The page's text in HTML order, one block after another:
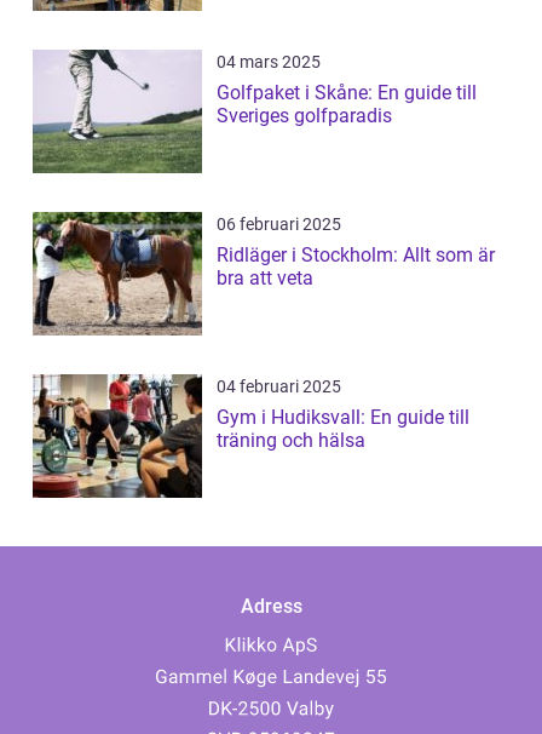
04 mars 2025
Golfpaket i Skåne: En guide till
Sveriges golfparadis
06 februari 2025
Ridläger i Stockholm: Allt som är
bra att veta
04 februari 2025
Gym i Hudiksvall: En guide till
träning och hälsa
Adress